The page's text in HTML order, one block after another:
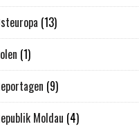
(13)
(1)
(9)
Moldau (4)